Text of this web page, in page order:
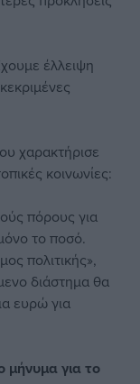
έλλειψη
χαρακτήρισε
κοινωνίες:
πόρους για
το ποσό.
πολιτικής»,
διάστημα θα
ευρώ για
μήνυμα για το